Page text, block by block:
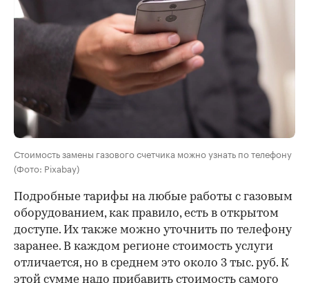
Стоимость замены газового счетчика можно узнать по телефону
(Фото: Pixabay)
Подробные тарифы на любые работы с газовым
оборудованием, как правило, есть в открытом
доступе. Их также можно уточнить по телефону
заранее. В каждом регионе стоимость услуги
отличается, но в среднем это около 3 тыс. руб. К
этой сумме надо прибавить стоимость самого